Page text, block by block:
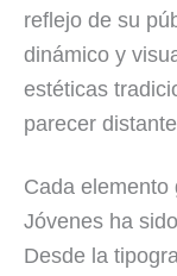
reflejo de su
dinámico y
estéticas
parecer
Cada elemento
Jóvenes ha
Desde la